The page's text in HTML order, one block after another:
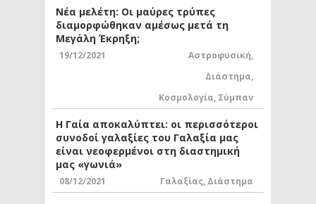
Νέα μελέτη: Οι μαύρες τρύπες
διαμορφώθηκαν αμέσως μετά τη
Μεγάλη Έκρηξη;
19/12/2021 Αστροφυσική,
Διάστημα,
Κοσμολογία, Σύμπαν
Η Γαία αποκαλύπτει: οι περισσότεροι
συνοδοί γαλαξίες του Γαλαξία μας
είναι νεοφερμένοι στη διαστημική
μας «γωνιά»
08/12/2021 Γαλαξίας, Διάστημα